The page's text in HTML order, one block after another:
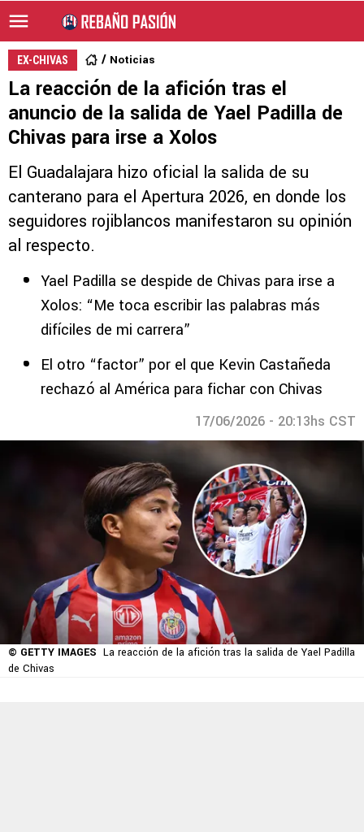
EX-CHIVAS Noticias
La reacción de la afición tras el
anuncio de la salida de Yael Padilla de
Chivas para irse a Xolos
El Guadalajara hizo oficial la salida de su
canterano para el Apertura 2026, en donde los
seguidores rojiblancos manifestaron su opinión
al respecto.
Yael Padilla se despide de Chivas para irse a
Xolos: “Me toca escribir las palabras más
difíciles de mi carrera”
El otro “factor” por el que Kevin Castañeda
rechazó al América para fichar con Chivas
17/06/2026 - 20:13hs CST
© GETTY IMAGES La reacción de la afición tras la salida de Yael Padilla
de Chivas